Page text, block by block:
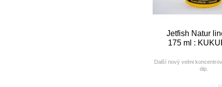
Jetfish Natur
175 ml :
Další nový velmi
dip.